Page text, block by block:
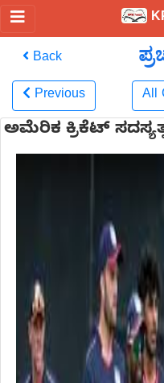
Back
Previous All
ಅಮೆರಿಕ ಕ್ರಿಕೆಟ್